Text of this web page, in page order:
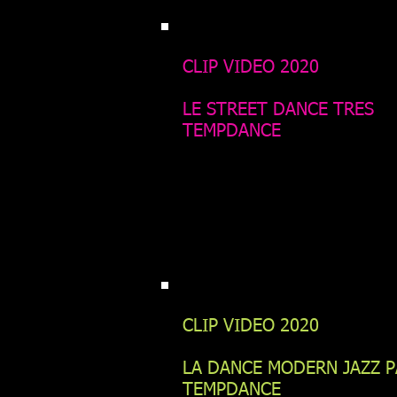
CLIP VIDEO 2020
LE STREET DANCE TRES
TEMPDANCE
CLIP VIDEO 2020
LA DANCE MODERN JAZZ
TEMPDANCE